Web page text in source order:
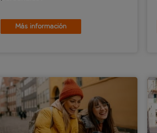
Más información